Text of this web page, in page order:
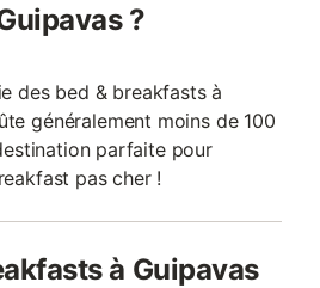
?
des bed & breakfasts à
généralement moins de 100
parfaite pour
pas cher !
à Guipavas